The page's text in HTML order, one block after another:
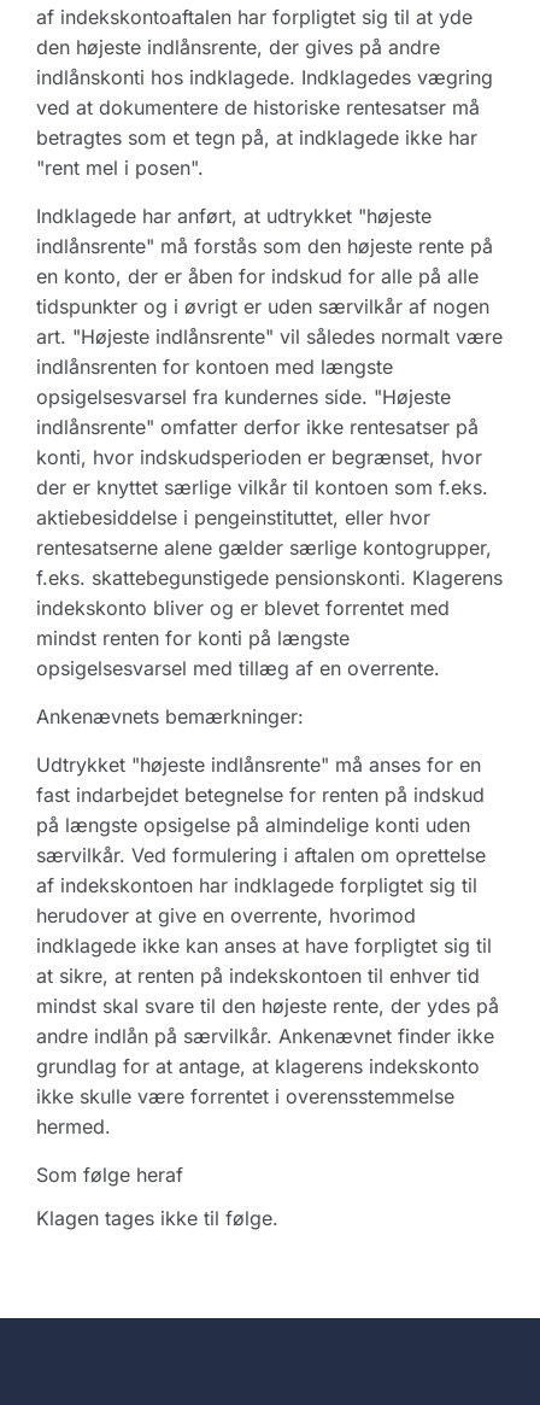
af indekskontoaftalen har forpligtet sig til at yde
den højeste indlånsrente, der gives på andre
indlånskonti hos indklagede. Indklagedes vægring
ved at dokumentere de historiske rentesatser må
betragtes som et tegn på, at indklagede ikke har
"rent mel i posen".
Indklagede har anført, at udtrykket "højeste
indlånsrente" må forstås som den højeste rente på
en konto, der er åben for indskud for alle på alle
tidspunkter og i øvrigt er uden særvilkår af nogen
art. "Højeste indlånsrente" vil således normalt være
indlånsrenten for kontoen med længste
opsigelsesvarsel fra kundernes side. "Højeste
indlånsrente" omfatter derfor ikke rentesatser på
konti, hvor indskudsperioden er begrænset, hvor
der er knyttet særlige vilkår til kontoen som f.eks.
aktiebesiddelse i pengeinstituttet, eller hvor
rentesatserne alene gælder særlige kontogrupper,
f.eks. skattebegunstigede pensionskonti. Klagerens
indekskonto bliver og er blevet forrentet med
mindst renten for konti på længste
opsigelsesvarsel med tillæg af en overrente.
Ankenævnets bemærkninger:
Udtrykket "højeste indlånsrente" må anses for en
fast indarbejdet betegnelse for renten på indskud
på længste opsigelse på almindelige konti uden
særvilkår. Ved formulering i aftalen om oprettelse
af indekskontoen har indklagede forpligtet sig til
herudover at give en overrente, hvorimod
indklagede ikke kan anses at have forpligtet sig til
at sikre, at renten på indekskontoen til enhver tid
mindst skal svare til den højeste rente, der ydes på
andre indlån på særvilkår. Ankenævnet finder ikke
grundlag for at antage, at klagerens indekskonto
ikke skulle være forrentet i overensstemmelse
hermed.
Som følge heraf
Klagen tages ikke til følge.